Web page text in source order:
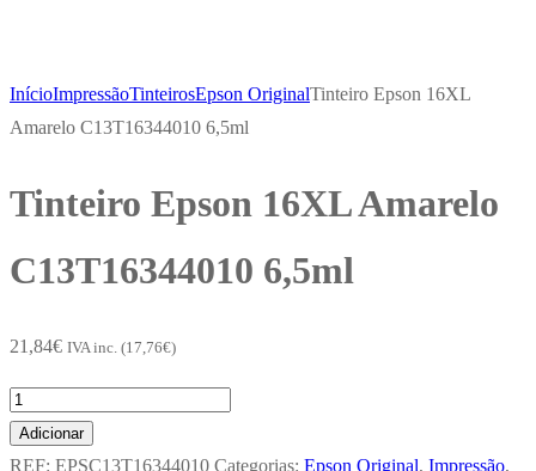
InícioImpressãoTinteirosEpson OriginalTinteiro Epson 16XL
Amarelo C13T16344010 6,5ml
Tinteiro Epson 16XL Amarelo
C13T16344010 6,5ml
21,84€ IVA inc. (17,76€)
Quantidade
de
Tinteiro
Adicionar
REF: EPSC13T16344010 Categorias: Epson Original, Impressão,